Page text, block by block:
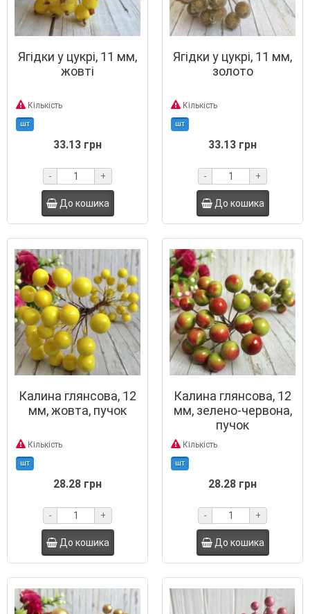
Ягідки у цукрі, 11 мм,
жовті
Кількість
шт
33.13 грн
- +
До кошика
Ягідки у цукрі, 11 мм,
золото
Кількість
шт
33.13 грн
- +
До кошика
Калина глянсова, 12
мм, жовта, пучок
Кількість
шт
28.28 грн
- +
До кошика
Калина глянсова, 12
мм, зелено-червона,
пучок
Кількість
шт
28.28 грн
- +
До кошика